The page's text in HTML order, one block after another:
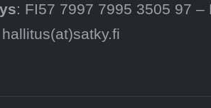
: FI57 7997 7995 3505 97 –